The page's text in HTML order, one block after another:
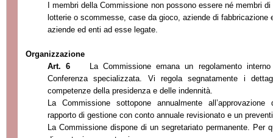
I membri della Commissione non possono essere né membri
lotterie o scommesse, case da gioco, aziende di
aziende ed enti ad esse legate.
Organizzazione
Art. 6
La Commissione emana un regolamento
Conferenza specializzata. Vi regola segnatamente i
competenze dell a presidenza e delle indennità.
La Commissione sottopone annualmente
rapporto di gestione con conto annuale revisionato e un
La Commissione dispone di un segretariato permanente. Per